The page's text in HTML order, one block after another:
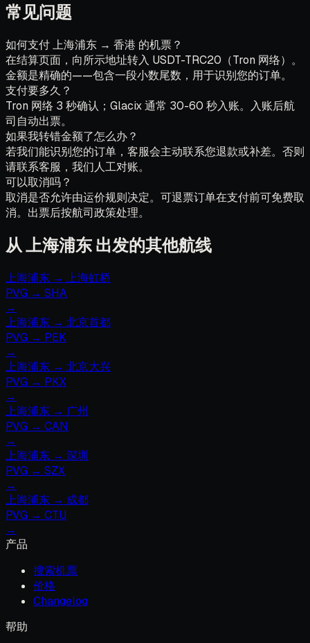
常见问题
如何支付 上海浦东 → 香港 的机票？
在结算页面，向所示地址转入 USDT-TRC20（Tron 网络）。
金额是精确的——包含一段小数尾数，用于识别您的订单。
支付要多久？
Tron 网络 3 秒确认；Glacix 通常 30-60 秒入账。入账后航
司自动出票。
如果我转错金额了怎么办？
若我们能识别您的订单，客服会主动联系您退款或补差。否则
请联系客服，我们人工对账。
可以取消吗？
取消是否允许由运价规则决定。可退票订单在支付前可免费取
消。出票后按航司政策处理。
从 上海浦东 出发的其他航线
上海浦东 → 上海虹桥
PVG → SHA
→
上海浦东 → 北京首都
PVG → PEK
→
上海浦东 → 北京大兴
PVG → PKX
→
上海浦东 → 广州
PVG → CAN
→
上海浦东 → 深圳
PVG → SZX
→
上海浦东 → 成都
PVG → CTU
→
产品
搜索机票
价格
Changelog
帮助